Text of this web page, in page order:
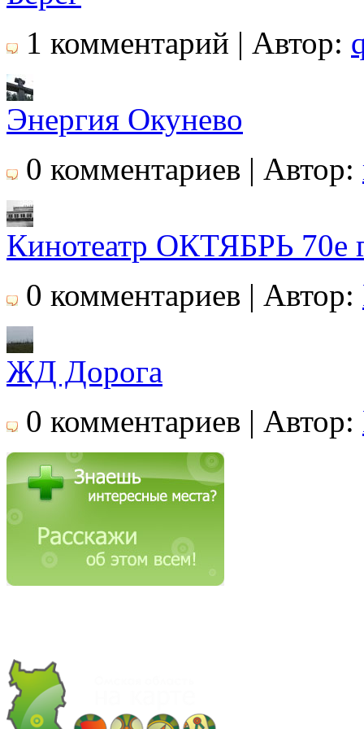
1 комментарий | Автор:
Энергия Окунево
0 комментариев | Автор:
Кинотеатр ОКТЯБРЬ 70е
0 комментариев | Автор:
ЖД Дорога
0 комментариев | Автор: